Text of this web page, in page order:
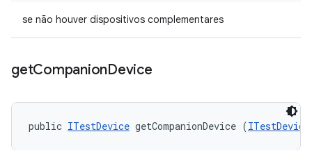
se não houver dispositivos complementares
getCompanionDevice
public ITestDevice getCompanionDevice (ITestDevice